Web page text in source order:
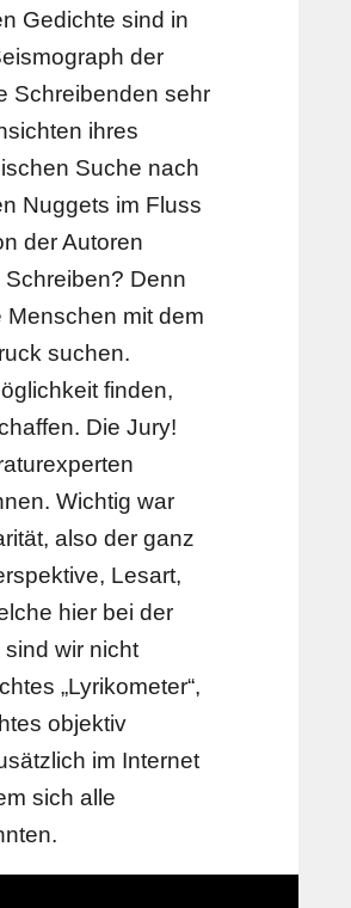
Gedichte sind in
der
Schreibenden sehr
ihres
Suche nach
Nuggets im Fluss
der Autoren
Denn
Menschen mit dem
suchen.
finden,
Die Jury!
Wichtig war
also der ganz
Lesart,
hier bei der
wir nicht
„Lyrikometer“,
objektiv
im Internet
sich alle